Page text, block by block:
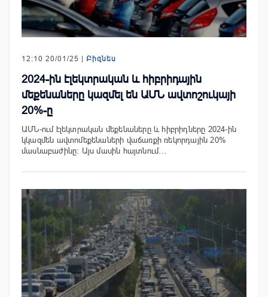
12:10 20/01/25 | Բիզնես
2024-ին էլեկտրական և հիբրիդային
մեքենաները կազմել են ԱՄՆ ավտոշուկայի
20%-ը
ԱՄՆ-ում էլեկտրական մեքենաները և հիբրիդները 2024-ին
կկազմեն ավտոմեքենաների վաճառքի ռեկորդային 20%
մասնաբաժինը: Այս մասին հայտնում…